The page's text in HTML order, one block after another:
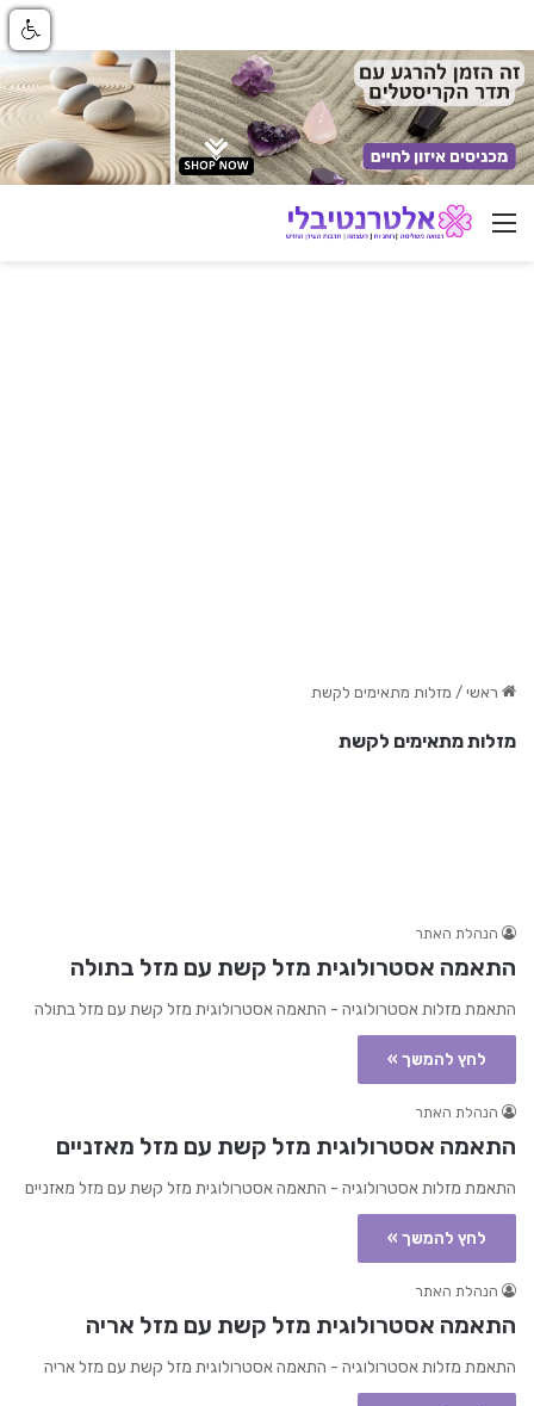
ניווט באתר
ראשי / מזלות מתאימים לקשת
מזלות מתאימים לקשת
הנהלת האתר
התאמה אסטרולוגית מזל קשת עם מזל בתולה
התאמת מזלות אסטרולוגיה - התאמה אסטרולוגית מזל קשת עם מזל בתולה
לחץ להמשך »
הנהלת האתר
התאמה אסטרולוגית מזל קשת עם מזל מאזניים
התאמת מזלות אסטרולוגיה - התאמה אסטרולוגית מזל קשת עם מזל מאזניים
לחץ להמשך »
הנהלת האתר
התאמה אסטרולוגית מזל קשת עם מזל אריה
התאמת מזלות אסטרולוגיה - התאמה אסטרולוגית מזל קשת עם מזל אריה